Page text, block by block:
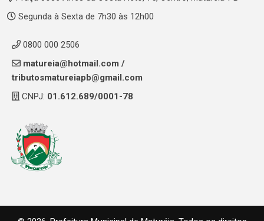
Segunda à Sexta de 7h30 às 12h00
0800 000 2506
matureia@hotmail.com /
tributosmatureiapb@gmail.com
CNPJ: 01.612.689/0001-78